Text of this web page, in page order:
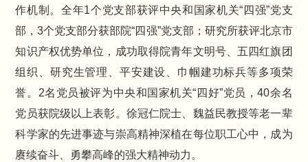
作机制。全年1个党支部获评中央和国家机关“四强”党支
部，3个党支部分获部院“四强”党支部；研究所获评北京市
知识产权优势单位，成功取得院青年文明号、五四红旗团
组织、研究生管理、平安建设、巾帼建功标兵等多项荣
誉。2名党员被评为中央和国家机关“四好”党员，40余名
党员获院级以上表彰。徐冠仁院士、魏益民教授等老一辈
科学家的先进事迹与崇高精神深植在每位职工心中，成为
赓续奋斗、勇攀高峰的强大精神动力。